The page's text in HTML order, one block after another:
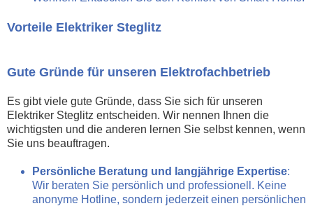
Vorteile Elektriker Steglitz
Gute Gründe für unseren Elektrofachbetrieb
Es gibt viele gute Gründe, dass Sie sich für unseren
Elektriker Steglitz entscheiden. Wir nennen Ihnen die
wichtigsten und die anderen lernen Sie selbst kennen, wenn
Sie uns beauftragen.
Persönliche Beratung und langjährige Expertise:
Wir beraten Sie persönlich und professionell. Keine
anonyme Hotline, sondern jederzeit einen persönlichen